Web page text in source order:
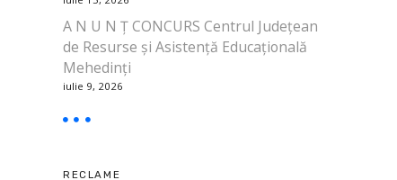
A N U N Ț CONCURS Centrul Județean
de Resurse și Asistență Educațională
Mehedinți
iulie 9, 2026
RECLAME